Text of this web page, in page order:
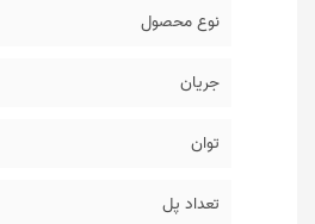
نوع محصول
جریان
توان
تعداد پل